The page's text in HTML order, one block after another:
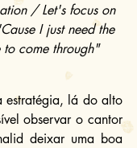
/ Let's focus on
I just need the
come through"
estratégia, lá do alto
observar o cantor
deixar uma boa